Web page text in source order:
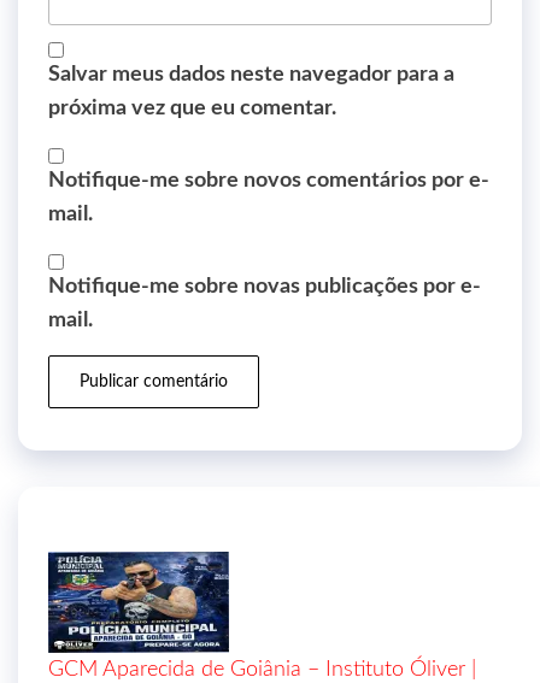
Salvar meus dados neste navegador para a
próxima vez que eu comentar.
Notifique-me sobre novos comentários por e-
mail.
Notifique-me sobre novas publicações por e-
mail.
GCM Aparecida de Goiânia – Instituto Óliver |